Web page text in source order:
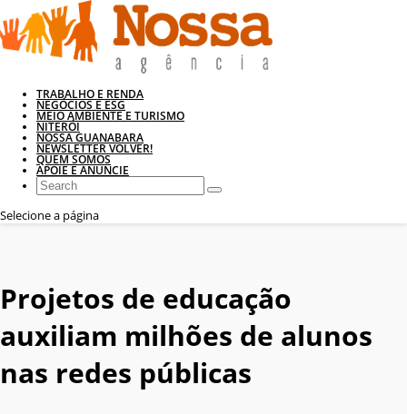
TRABALHO E RENDA
NEGÓCIOS E ESG
MEIO AMBIENTE E TURISMO
NITERÓI
NOSSA GUANABARA
NEWSLETTER VOLVER!
QUEM SOMOS
APOIE E ANUNCIE
Selecione a página
Projetos de educação
auxiliam milhões de alunos
nas redes públicas